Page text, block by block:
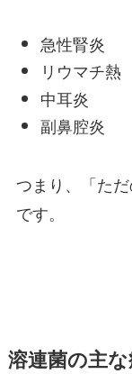
急性腎炎
リウマチ熱
中耳炎
副鼻腔炎
つまり、「た
です。
溶連菌の主